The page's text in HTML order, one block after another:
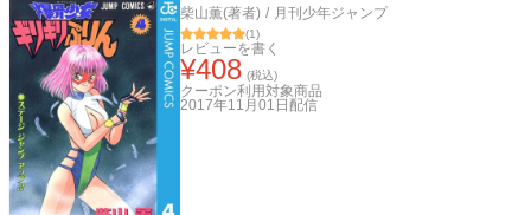
柴山薫(著者) / 月刊少年ジャンプ
(1)
レビューを書く
¥408 (税込)
クーポン利用対象商品
2017年11月01日 配信